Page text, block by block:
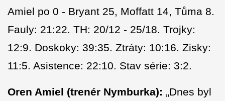
Amiel po 0 - Bryant 25, Moffatt 14, Tůma 8.
Fauly: 21:22. TH: 20/12 - 25/18. Trojky:
12:9. Doskoky: 39:35. Ztráty: 10:16. Zisky:
11:5. Asistence: 22:10. Stav série: 3:2.
Oren Amiel (trenér Nymburka): „Dnes byl